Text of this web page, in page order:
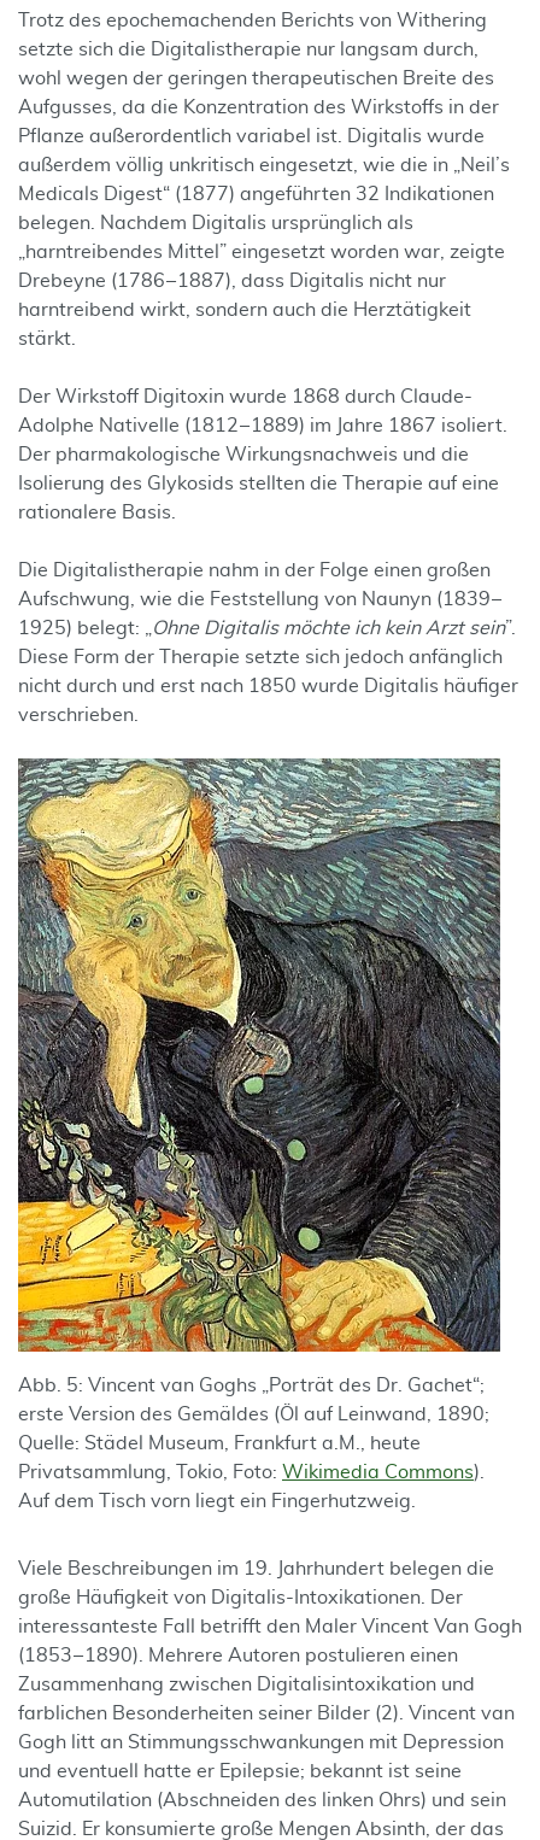
Trotz des epochemachenden Berichts von Withering
setzte sich die Digitalistherapie nur langsam durch,
wohl wegen der geringen therapeutischen Breite des
Aufgusses, da die Konzentration des Wirkstoffs in der
Pflanze außerordentlich variabel ist. Digitalis wurde
außerdem völlig unkritisch eingesetzt, wie die in „Neil’s
Medicals Digest“ (1877) angeführten 32 Indikationen
belegen. Nachdem Digitalis ursprünglich als
„harntreibendes Mittel” eingesetzt worden war, zeigte
Drebeyne (1786 – 1887), dass Digitalis nicht nur
harntreibend wirkt, sondern auch die Herztätigkeit
stärkt.
Der Wirkstoff Digitoxin wurde 1868 durch Claude-
Adolphe Nativelle (1812 – 1889) im Jahre 1867 isoliert.
Der pharmakologische Wirkungsnachweis und die
Isolierung des Glykosids stellten die Therapie auf eine
rationalere Basis.
Die Digitalistherapie nahm in der Folge einen großen
Aufschwung, wie die Feststellung von Naunyn (1839 –
1925) belegt: „
Ohne Digitalis möchte ich kein Arzt sein”.
Diese Form der Therapie setzte sich jedoch anfänglich
nicht durch und erst nach 1850 wurde Digitalis häufiger
verschrieben.
Abb. 5: Vincent van Goghs „Porträt des Dr. Gachet“;
erste Version des Gemäldes (Öl auf Leinwand, 1890;
Quelle: Städel Museum, Frankfurt a.M., heute
Privatsammlung, Tokio, Foto: Wikimedia Commons).
Auf dem Tisch vorn liegt ein Fingerhutzweig.
Viele Beschreibungen im 19. Jahrhundert belegen die
große Häufigkeit von Digitalis-Intoxikationen. Der
interessanteste Fall betrifft den Maler Vincent Van Gogh
(1853 – 1890). Mehrere Autoren postulieren einen
Zusammenhang zwischen Digitalisintoxikation und
farblichen Besonderheiten seiner Bilder (2). Vincent van
Gogh litt an Stimmungsschwankungen mit Depression
und eventuell hatte er Epilepsie; bekannt ist seine
Automutilation (Abschneiden des linken Ohrs) und sein
Suizid. Er konsumierte große Mengen Absinth, der das